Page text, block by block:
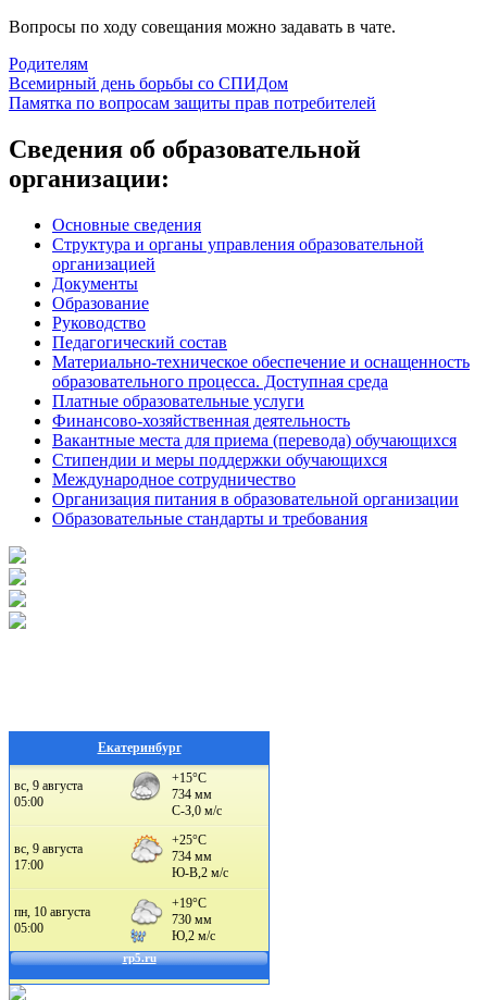
Вопросы по ходу совещания можно задавать в чате.
Родителям
Навигация
по
записям
Всемирный день борьбы со СПИДом
Памятка по вопросам защиты прав потребителей
Сведения об образовательной
организации:
Основные сведения
Структура и органы управления образовательной
организацией
Документы
Образование
Руководство
Педагогический состав
Материально-техническое обеспечение и оснащенность
образовательного процесса. Доступная среда
Платные образовательные услуги
Финансово-хозяйственная деятельность
Вакантные места для приема (перевода) обучающихся
Стипендии и меры поддержки обучающихся
Международное сотрудничество
Организация питания в образовательной организации
Образовательные стандарты и требования
Екатеринбург